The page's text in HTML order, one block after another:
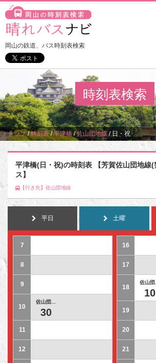
岡山の鉄道、バス時刻表検索
時刻表検索
トップ/時刻表/平津橋/佐山団地線/日・祝
平津橋(日・祝)の時刻表 【芳賀佐山団地線
ス】
【行き先】佐山団地線
平日 土曜
7
8
9
10
佐山団...
30
11
12
16
17
18
佐山団
10
19
20
21